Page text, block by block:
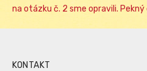
na otázku č. 2 sme opravili. Pekný
KONTAKT